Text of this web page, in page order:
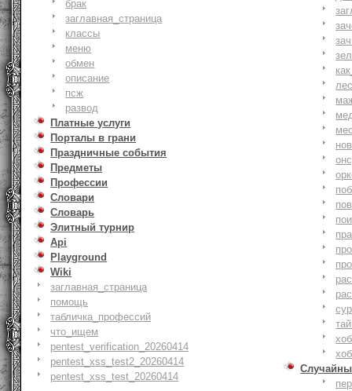
брак
заглавная_страница
классы
меню
обмен
описание
псж
развод
Платные услуги
Порталы в грани
Праздничные события
Предметы
Профессии
Словари
Словарь
Элитный турнир
Api
Playground
Wiki
заглавная_страница
помощь
табличка_профессий
что_ищем
pentest_verification_20260414
pentest_xss_test2_20260414
pentest_xss_test_20260414